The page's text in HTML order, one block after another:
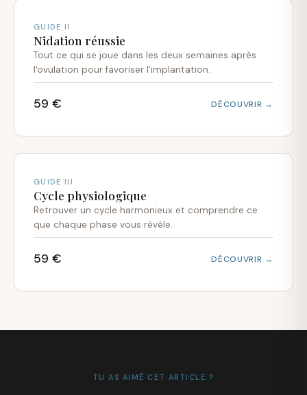
GUIDE II
Nidation réussie
Tout ce qui se joue dans les deux semaines après
l'ovulation pour favoriser l'implantation.
59 € DÉCOUVRIR →
GUIDE III
Cycle physiologique
Retrouver un cycle harmonieux et comprendre ce
que chaque phase vous révèle.
59 € DÉCOUVRIR →
TU AS AIMÉ CET ARTICLE ?